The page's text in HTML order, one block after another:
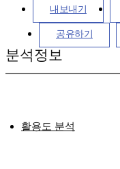
내보내기
공유하기
분석정보
활용도 분석